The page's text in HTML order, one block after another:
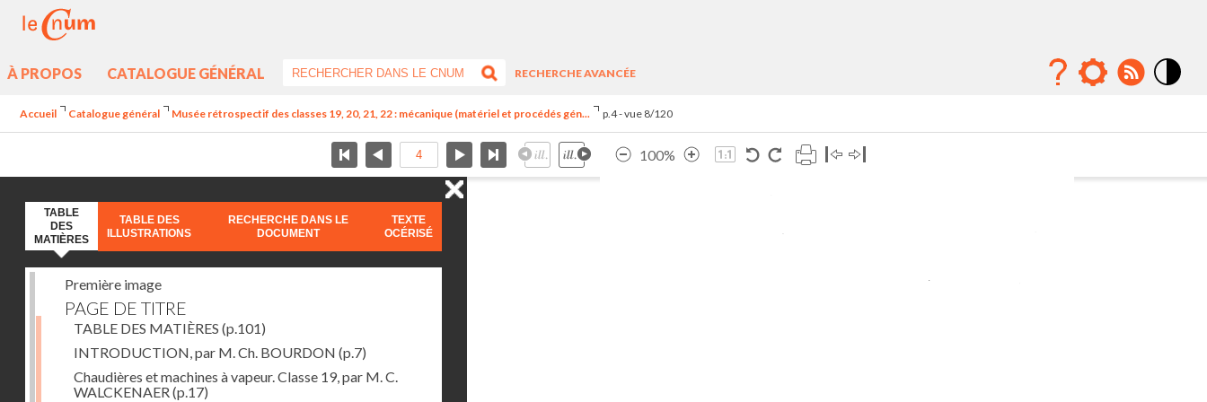
À PROPOS CATALOGUE GÉNÉRAL
RECHERCHE AVANCÉE
Accueil Catalogue général Musée rétrospectif des classes 19, 20, 21, 22 : mécanique (matériel et procédés gén... p.4 - vue 8/120
100%
TABLE
DES
MATIÈRES
TABLE DES
ILLUSTRATIONS
RECHERCHE DANS LE
DOCUMENT
TEXTE
OCÉRISÉ
Première image
PAGE DE TITRE
TABLE DES MATIÈRES (p.101)
INTRODUCTION, par M. Ch. BOURDON (p.7)
Chaudières et machines à vapeur. Classe 19, par M. C.
WALCKENAER(p.17)